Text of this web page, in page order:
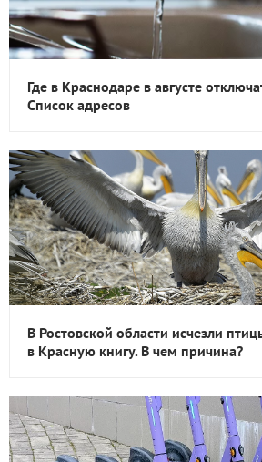
Где в Краснодаре в августе
Список адресов
В Ростовской области исчезли
в Красную книгу. В чем причина?